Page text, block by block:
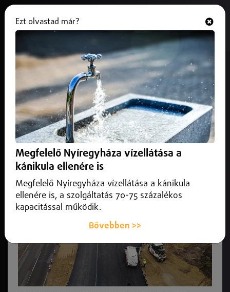
Bizonytalanná vált a Debrecen–
Hajdúszoboszló útfejlesztés
2026. július 08.Hajdú-Bihar vármegye
Ismét bizonytalanná vált a Debrecen és Hajdúszoboszló
négysávosítása.
Ezt olvastad már?
Megfelelő Nyíregyháza vízellátása a
kánikula ellenére is
Megfelelő Nyíregyháza vízellátása a kánikula
ellenére is, a szolgáltatás 70-75 százalékos
kapacitással működik.
Bővebben >>